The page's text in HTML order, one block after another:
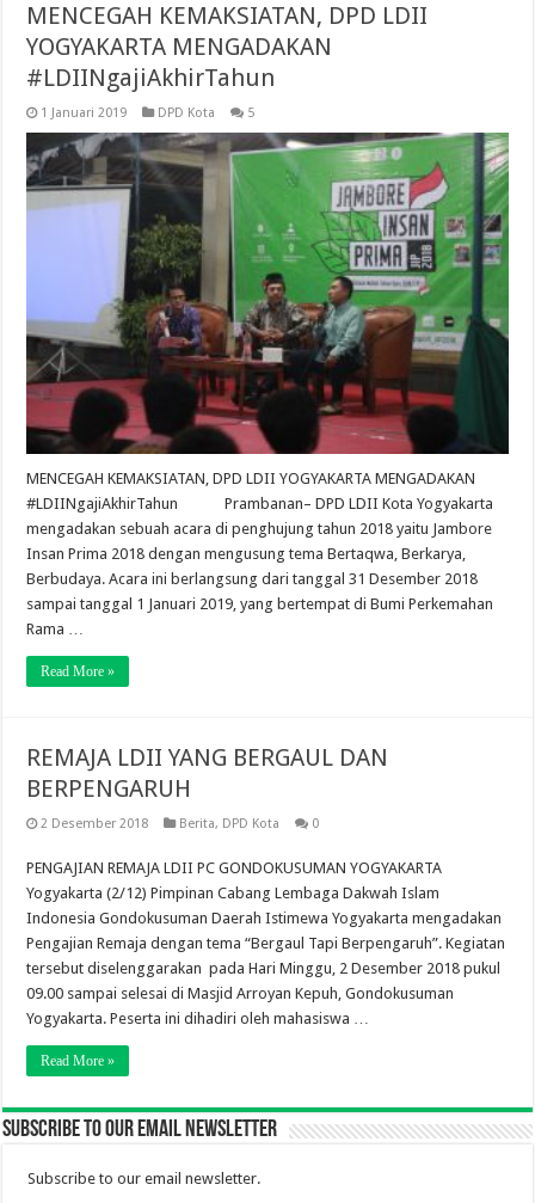
MENCEGAH KEMAKSIATAN, DPD LDII
YOGYAKARTA MENGADAKAN
#LDIINgajiAkhirTahun
1 Januari 2019 DPD Kota 5
MENCEGAH KEMAKSIATAN, DPD LDII YOGYAKARTA MENGADAKAN
#LDIINgajiAkhirTahun Prambanan– DPD LDII Kota Yogyakarta
mengadakan sebuah acara di penghujung tahun 2018 yaitu Jambore
Insan Prima 2018 dengan mengusung tema Bertaqwa, Berkarya,
Berbudaya. Acara ini berlangsung dari tanggal 31 Desember 2018
sampai tanggal 1 Januari 2019, yang bertempat di Bumi Perkemahan
Rama …
Read More »
REMAJA LDII YANG BERGAUL DAN
BERPENGARUH
2 Desember 2018 Berita, DPD Kota 0
PENGAJIAN REMAJA LDII PC GONDOKUSUMAN YOGYAKARTA
Yogyakarta (2/12) Pimpinan Cabang Lembaga Dakwah Islam
Indonesia Gondokusuman Daerah Istimewa Yogyakarta mengadakan
Pengajian Remaja dengan tema “Bergaul Tapi Berpengaruh”. Kegiatan
tersebut diselenggarakan pada Hari Minggu, 2 Desember 2018 pukul
09.00 sampai selesai di Masjid Arroyan Kepuh, Gondokusuman
Yogyakarta. Peserta ini dihadiri oleh mahasiswa …
Read More »
Subscribe to our email newsletter
Subscribe to our email newsletter.